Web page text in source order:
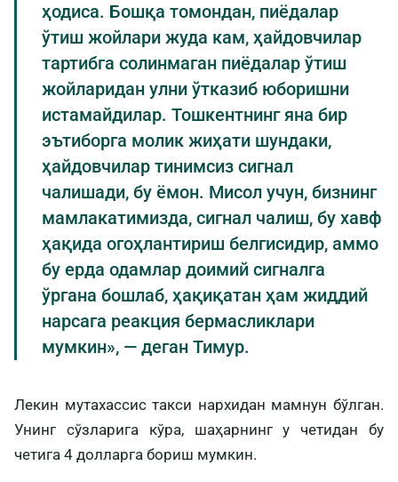
ҳодиса. Бошқа томондан, пиёдалар
ўтиш жойлари жуда кам, ҳайдовчилар
тартибга солинмаган пиёдалар ўтиш
жойларидан улни ўтказиб юборишни
истамайдилар. Тошкентнинг яна бир
эътиборга молик жиҳати шундаки,
ҳайдовчилар тинимсиз сигнал
чалишади, бу ёмон. Мисол учун, бизнинг
мамлакатимизда, сигнал чалиш, бу хавф
ҳақида огоҳлантириш белгисидир, аммо
бу ерда одамлар доимий сигналга
ўргана бошлаб, ҳақиқатан ҳам жиддий
нарсага реакция бермасликлари
мумкин», — деган Тимур.
Лекин мутахассис такси нархидан мамнун бўлган.
Унинг сўзларига кўра, шаҳарнинг у четидан бу
четига 4 долларга бориш мумкин.